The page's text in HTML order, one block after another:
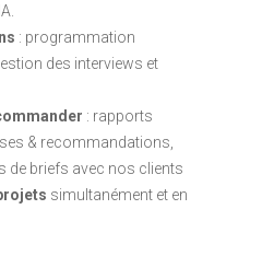
: programmation
des interviews et
: rapports
& recommandations,
de briefs avec nos clients
simultanément et en